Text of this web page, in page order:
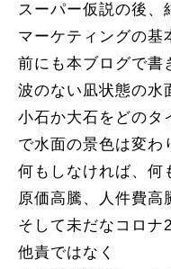
スーパー仮説の後、
マーケティングの基
前にも本ブログで書
波のない凪状態の水
小石か大石をどのタ
で水面の景色は変わ
何もしなければ、何
原価高騰、人件費高
そして未だなコロナ
他責ではなく